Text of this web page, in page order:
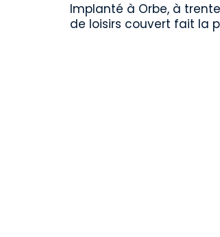
Implanté à Orbe, à
de loisirs couvert fait la